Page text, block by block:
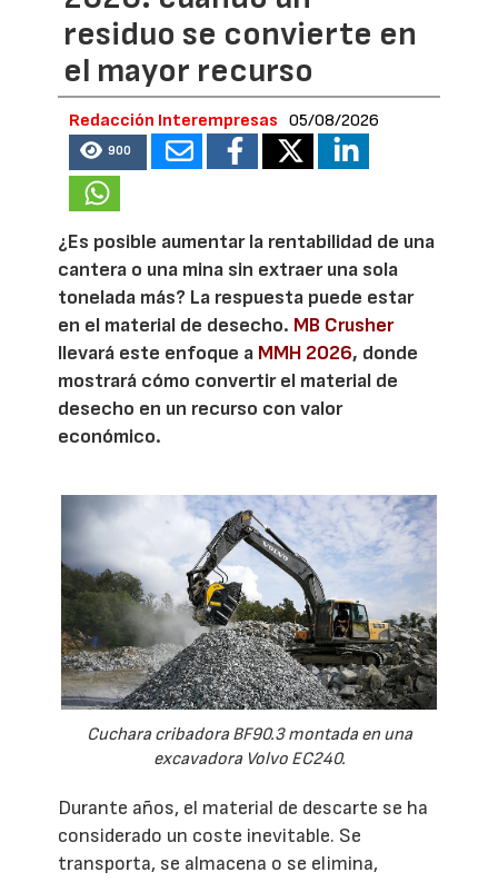
residuo se convierte en
el mayor recurso
Redacción Interempresas 05/08/2026
900
¿Es posible aumentar la rentabilidad de una
cantera o una mina sin extraer una sola
tonelada más? La respuesta puede estar
en el material de desecho. MB Crusher
llevará este enfoque a MMH 2026, donde
mostrará cómo convertir el material de
desecho en un recurso con valor
económico.
Cuchara cribadora BF90.3 montada en una
excavadora Volvo EC240.
Durante años, el material de descarte se ha
considerado un coste inevitable. Se
transporta, se almacena o se elimina,